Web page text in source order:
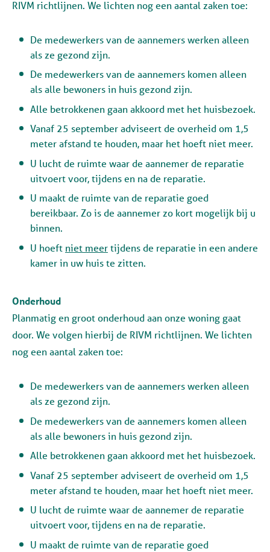
RIVM richtlijnen. We lichten nog een aantal zaken toe:
De medewerkers van de aannemers werken alleen
als ze gezond zijn.
De medewerkers van de aannemers komen alleen
als alle bewoners in huis gezond zijn.
Alle betrokkenen gaan akkoord met het huisbezoek.
Vanaf 25 september adviseert de overheid om 1,5
meter afstand te houden, maar het hoeft niet meer.
U lucht de ruimte waar de aannemer de reparatie
uitvoert voor, tijdens en na de reparatie.
U maakt de ruimte van de reparatie goed
bereikbaar. Zo is de aannemer zo kort mogelijk bij u
binnen.
U hoeft niet meertijdens de reparatie in een andere
kamer in uw huis te zitten.
Onderhoud
Planmatig en groot onderhoud aan onze woning gaat
door. We volgen hierbij de RIVM richtlijnen. We lichten
nog een aantal zaken toe:
De medewerkers van de aannemers werken alleen
als ze gezond zijn.
De medewerkers van de aannemers komen alleen
als alle bewoners in huis gezond zijn.
Alle betrokkenen gaan akkoord met het huisbezoek.
Vanaf 25 september adviseert de overheid om 1,5
meter afstand te houden, maar het hoeft niet meer.
U lucht de ruimte waar de aannemer de reparatie
uitvoert voor, tijdens en na de reparatie.
U maakt de ruimte van de reparatie goed